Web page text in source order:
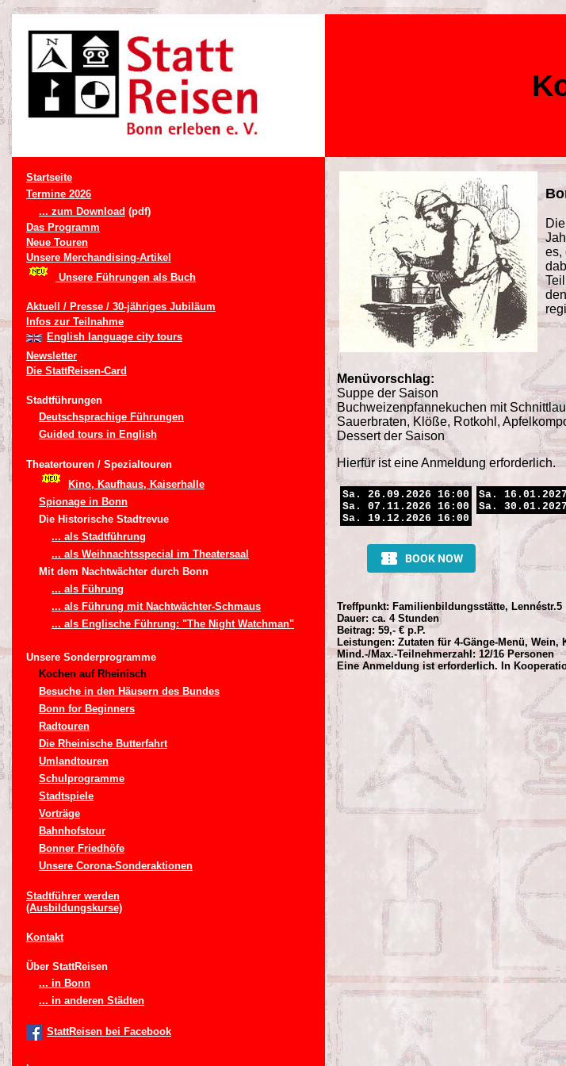
Startseite
Termine 2026
... zum Download (pdf)
Das Programm
Neue Touren
Unsere Merchandising-Artikel
Unsere Führungen als Buch
Aktuell / Presse / 30-jähriges Jubiläum
Infos zur Teilnahme
English language city tours
Newsletter
Die StattReisen-Card
Stadtführungen
Deutschsprachige Führungen
Guided tours in English
Theatertouren / Spezialtouren
Kino, Kaufhaus, Kaiserhalle
Spionage in Bonn
Die Historische Stadtrevue
... als Stadtführung
... als Weihnachtsspecial im Theatersaal
Mit dem Nachtwächter durch Bonn
... als Führung
... als Führung mit Nachtwächter-Schmaus
... als Englische Führung: "The Night Watchman"
Unsere Sonderprogramme
Kochen auf Rheinisch
Besuche in den Häusern des Bundes
Bonn for Beginners
Radtouren
Die Rheinische Butterfahrt
Umlandtouren
Schulprogramme
Stadtspiele
Vorträge
Bahnhofstour
Bonner Friedhöfe
Unsere Corona-Sonderaktionen
Stadtführer werden
(Ausbildungskurse)
Kontakt
Über StattReisen
... in Bonn
... in anderen Städten
StattReisen bei Facebook
es,
Menüvorschlag:
Suppe der Saison
Buchweizenpfannekuchen mit
Sauerbraten, Klöße, Rotkohl,
Dessert der Saison
Hierfür ist eine Anmeldung erforderlich.
Sa. 26.09.2026 16:00
Sa. 07.11.2026 16:00
Sa. 19.12.2026 16:00
Sa.
Sa.
Treffpunkt: Familienbildungsstätte, Lennéstr.5
Dauer: ca. 4 Stunden
Beitrag: 59,- € p.P.
Leistungen: Zutaten für 4-Gänge-Menü,
Mind.-/Max.-Teilnehmerzahl: 12/16 Personen
Eine Anmeldung ist erforderlich. In